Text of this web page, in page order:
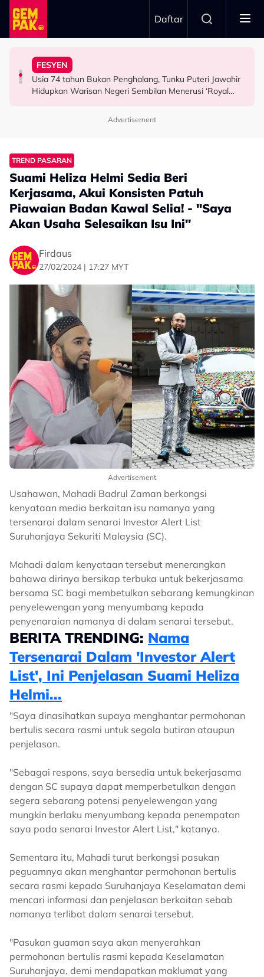
Skip to main content
Daftar
HIBURAN
“Saya Memang Suka Gaya Streetwear…” - Ezaidi Aziz
FESYEN
Usia 74 tahun Bukan Penghalang, Tunku Puteri Jawahir
Hidupkan Warisan Negeri Sembilan Menerusi ‘Royal
BERITA
Tertelan Serpihan Lidi Sate, Wanita Saman Singapore
Airlines
HIBURAN
Permintaan Aneh Jared Leto Di Lokasi, Minta Nelayan
Tangkap Ikan Segar Setiap Hari
Advertisement
TREND PASARAN
Suami Heliza Helmi Sedia Beri
Kerjasama, Akui Konsisten Patuh
Piawaian Badan Kawal Selia! - "Saya
Akan Usaha Selesaikan Isu Ini"
Firdaus
27/02/2024 | 17:27 MYT
Advertisement
Usahawan, Mahadi Badrul Zaman berkongsi
kenyataan media berkaitan isu namanya yang
tersenarai dalam senarai Investor Alert List
Suruhanjaya Sekuriti Malaysia (SC).
Mahadi dalam kenyataan tersebut menerangkan
bahawa dirinya bersikap terbuka untuk bekerjasama
bersama SC bagi membetulkan sebarang kemungkinan
penyelewengan yang menyumbang kepada
penyenaraian namanya di dalam senarai tersebut.
BERITA TRENDING: Nama
Tersenarai Dalam 'Investor Alert
List', Ini Penjelasan Suami Heliza
Helmi...
"Saya dinasihatkan supaya menghantar permohonan
bertulis secara rasmi untuk segala butiran ataupun
penjelasan.
"Sebagai respons, saya bersedia untuk bekerjasama
dengan SC supaya dapat memperbetulkan dengan
segera sebarang potensi penyelewengan yang
mungkin berlaku menyumbang kepada penempatan
saya pada senarai Investor Alert List," katanya.
Sementara itu, Mahadi turut berkongsi pasukan
peguamnya akan menghantar permohonan bertulis
secara rasmi kepada Suruhanjaya Keselamatan demi
mencari informasi dan penjelasan berkaitan sebab
namanya terlibat dalam senarai tersebut.
"Pasukan guaman saya akan menyerahkan
permohonan bertulis rasmi kepada Keselamatan
Suruhanjaya, demi mendapatkan maklumat yang